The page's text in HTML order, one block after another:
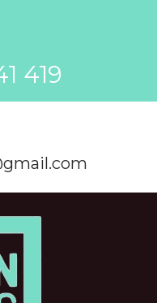
419